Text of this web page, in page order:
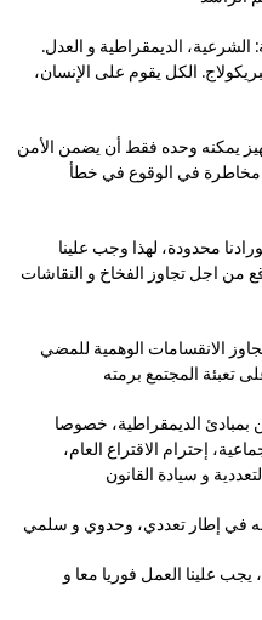
الشرعية، الديمقراطية و العدل.
الكل يقوم على الإنسان،
يمكنه وحده فقط أن يضمن الأمن
في الوقوع في خطأ
محدودة، لهذا وجب علينا
من اجل تجاوز الفخاخ و النقاشات
الانقسامات الوهمية للمضي
بمبادئ الديمقراطية، خصوصا
إحترام الاقتراع العام،
علينا العمل فوريا معا و